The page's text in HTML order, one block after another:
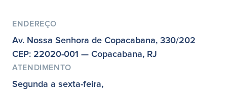
ENDEREÇO
Av. Nossa Senhora de Copacabana, 330/202
CEP: 22020-001 — Copacabana, RJ
ATENDIMENTO
Segunda a sexta-feira,